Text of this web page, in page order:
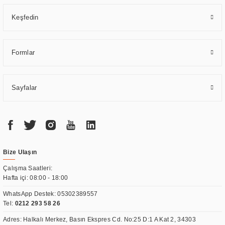
Keşfedin
Formlar
Sayfalar
Bize Ulaşın
Çalışma Saatleri:
Hafta içi: 08:00 - 18:00
WhatsApp Destek:05302389557
Tel: 0212 293 58 26
Adres: Halkalı Merkez, Basın Ekspres Cd. No:25 D:1 A Kat 2, 34303